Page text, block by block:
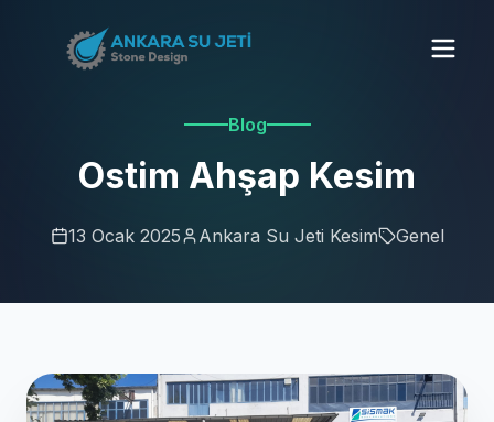
Blog
Ostim Ahşap Kesim
13 Ocak 2025 Ankara Su Jeti Kesim Genel